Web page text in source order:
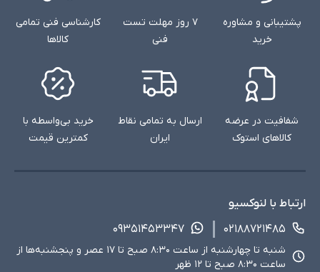
پشتیبانی و مشاوره
خرید
۷ روز مهلت تست
فنی
کارشناسی فنی تمامی
کالاها
شفافیت در عرضه
کالاهای استوک
ارسال به تمامی نقاط
ایران
خرید بی‌واسطه با
کمترین قیمت
ارتباط با لنوکسیو
۰۲۱۸۸۷۲۱۴۸۵
۰۹۳۵۱۴۵۳۳۴۷
شنبه تا چهارشنبه از ساعت ۸:۳۰ صبح تا ۱۷ عصر و پنجشنبه‌ها از
ساعت ۸:۳۰ صبح تا ۱۲ ظهر